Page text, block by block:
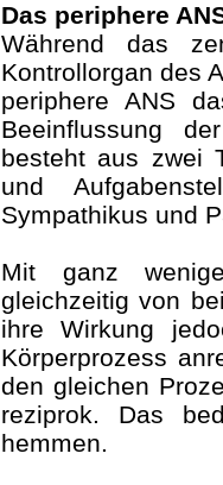
Das periphere
Während das
Kontrollorgan des
periphere ANS
Beeinflussung
besteht aus zwei
und
Sympathikus und
Mit ganz
gleichzeitig von
ihre Wirkung
Körperprozess
den gleichen
reziprok. Das
hemmen.